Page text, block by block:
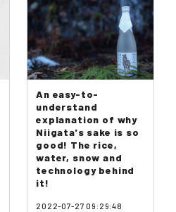
An easy-to-
understand
explanation of why
Niigata's sake is so
good! The rice,
water, snow and
technology behind
it!
2022-07-27 09:29:48